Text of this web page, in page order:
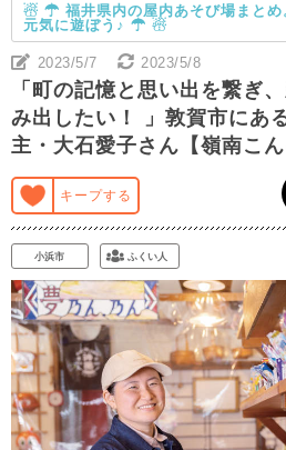
☃ ☂ 福井県内の屋内あそび場まとめ
元気に遊ぼう♪ ☂ ☃
2023/5/7 2023/5/8
「町の記憶と思い出を繋ぎ
み出したい！ 」敦賀市にあ
主・大石愛子さん【嶺南こん
キープする
小浜市 ふくい人